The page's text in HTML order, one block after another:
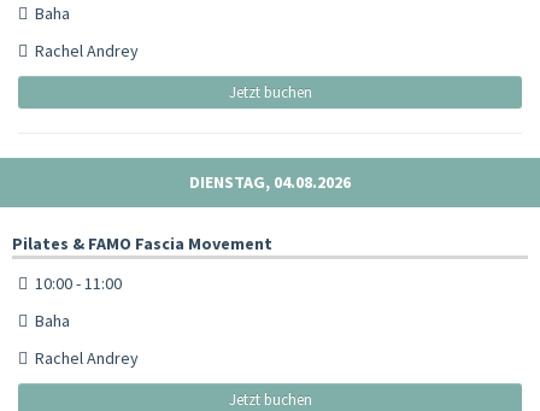
Baha
Rachel Andrey
Jetzt buchen
DIENSTAG, 04.08.2026
Pilates & FAMO Fascia Movement
10:00 - 11:00
Baha
Rachel Andrey
Jetzt buchen